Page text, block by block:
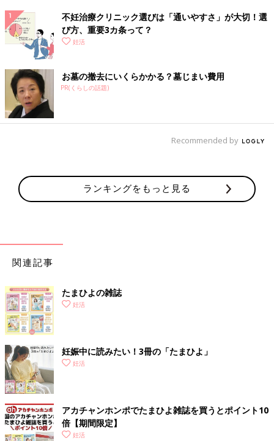
不妊治療クリニック選びは「通いやすさ」が大切！選
び方、重要3カ条って？
妊活
お墓の撤去にいくらかかる？墓じまい費用
PR(くらしの話題)
Recommended by
ランキングをもっと見る
関連記事
たまひよの雑誌
妊活
妊娠中に読みたい！3冊の「たまひよ」
妊活
アカチャンホンポでたまひよ雑誌を買うとポイント10
倍【期間限定】
妊活